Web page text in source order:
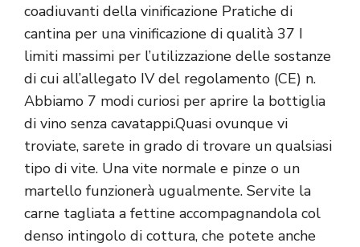
coadiuvanti della vinificazione Pratiche di
cantina per una vinificazione di qualità 37 I
limiti massimi per l’utilizzazione delle sostanze
di cui all’allegato IV del regolamento (CE) n.
Abbiamo 7 modi curiosi per aprire la bottiglia
di vino senza cavatappi.Quasi ovunque vi
troviate, sarete in grado di trovare un qualsiasi
tipo di vite. Una vite normale e pinze o un
martello funzionerà ugualmente. Servite la
carne tagliata a fettine accompagnandola col
denso intingolo di cottura, che potete anche